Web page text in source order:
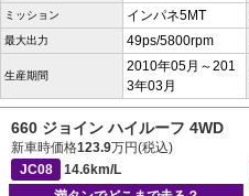
ミッション インパネ5MT
最大出力 49ps/5800rpm
生産期間
2010年05月～201
3年03月
660 ジョイン ハイルーフ 4WD
新車時価格123.9万円(税込)
JC08
14.6km/L